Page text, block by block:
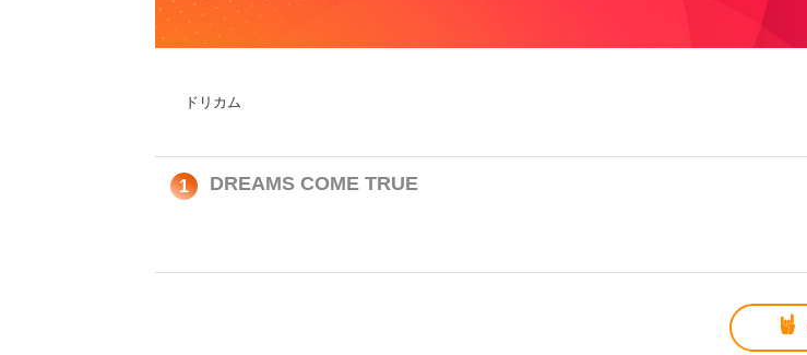
ドリカム
1 DREAMS COME TRUE